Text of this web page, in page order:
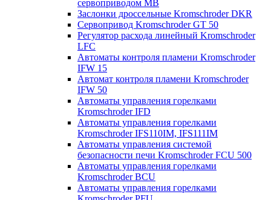
сервоприводом МВ
Заслонки дроссельные Kromschroder DKR
Cервопривод Kromschroder GT 50
Регулятор расхода линейный Kromschroder
LFC
Автоматы контроля пламени Kromschroder
IFW 15
Автомат контроля пламени Kromschroder
IFW 50
Автоматы управления горелками
Kromschroder IFD
Автоматы управления горелками
Kromschroder IFS110IM, IFS111IM
Автоматы управления системой
безопасности печи Kromschroder FCU 500
Автоматы управления горелками
Kromschroder BCU
Автоматы управления горелками